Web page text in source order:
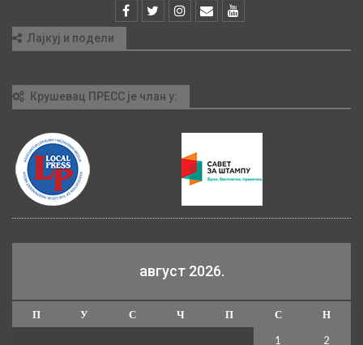
Лајкуј и подели
Крушевац ПРЕСС је члан у:
август 2026.
П У С Ч П С
Н
1
2